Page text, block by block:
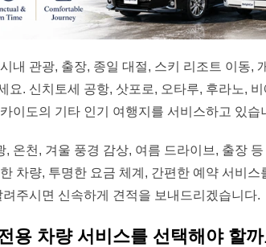
내 관광, 출장, 종일 대절, 스키 리조트 이동,
요. 신치토세 공항, 삿포로, 오타루, 후라노,
이도의 기타 인기 여행지를 서비스하고 있습
, 온천, 겨울 풍경 감상, 여름 드라이브, 출장
차량, 투명한 요금 체계, 간편한 예약 서비
주시면 신속하게 견적을 보내드리겠습니다.
용 차량 서비스를 선택해야 할